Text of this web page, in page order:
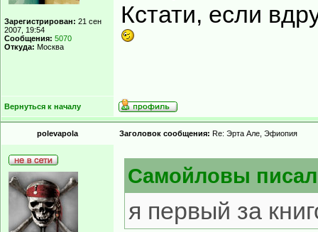
Зарегистрирован: 21 сен
2007, 19:54
Сообщения: 5070
Откуда: Москва
Кстати, если
Вернуться к началу
polevapola Заголовок сообщения: Re: Эрта Але, Эфиопия
Самойловы
я первый за